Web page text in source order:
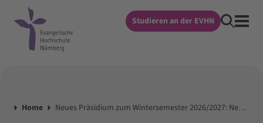
Studieren an der EVHN
Home Neues Präsidium zum Wintersemester 2026/2027: Neue Vizepräsidentin und neuer Vizepräsident – Präsident im Amt bestätigt